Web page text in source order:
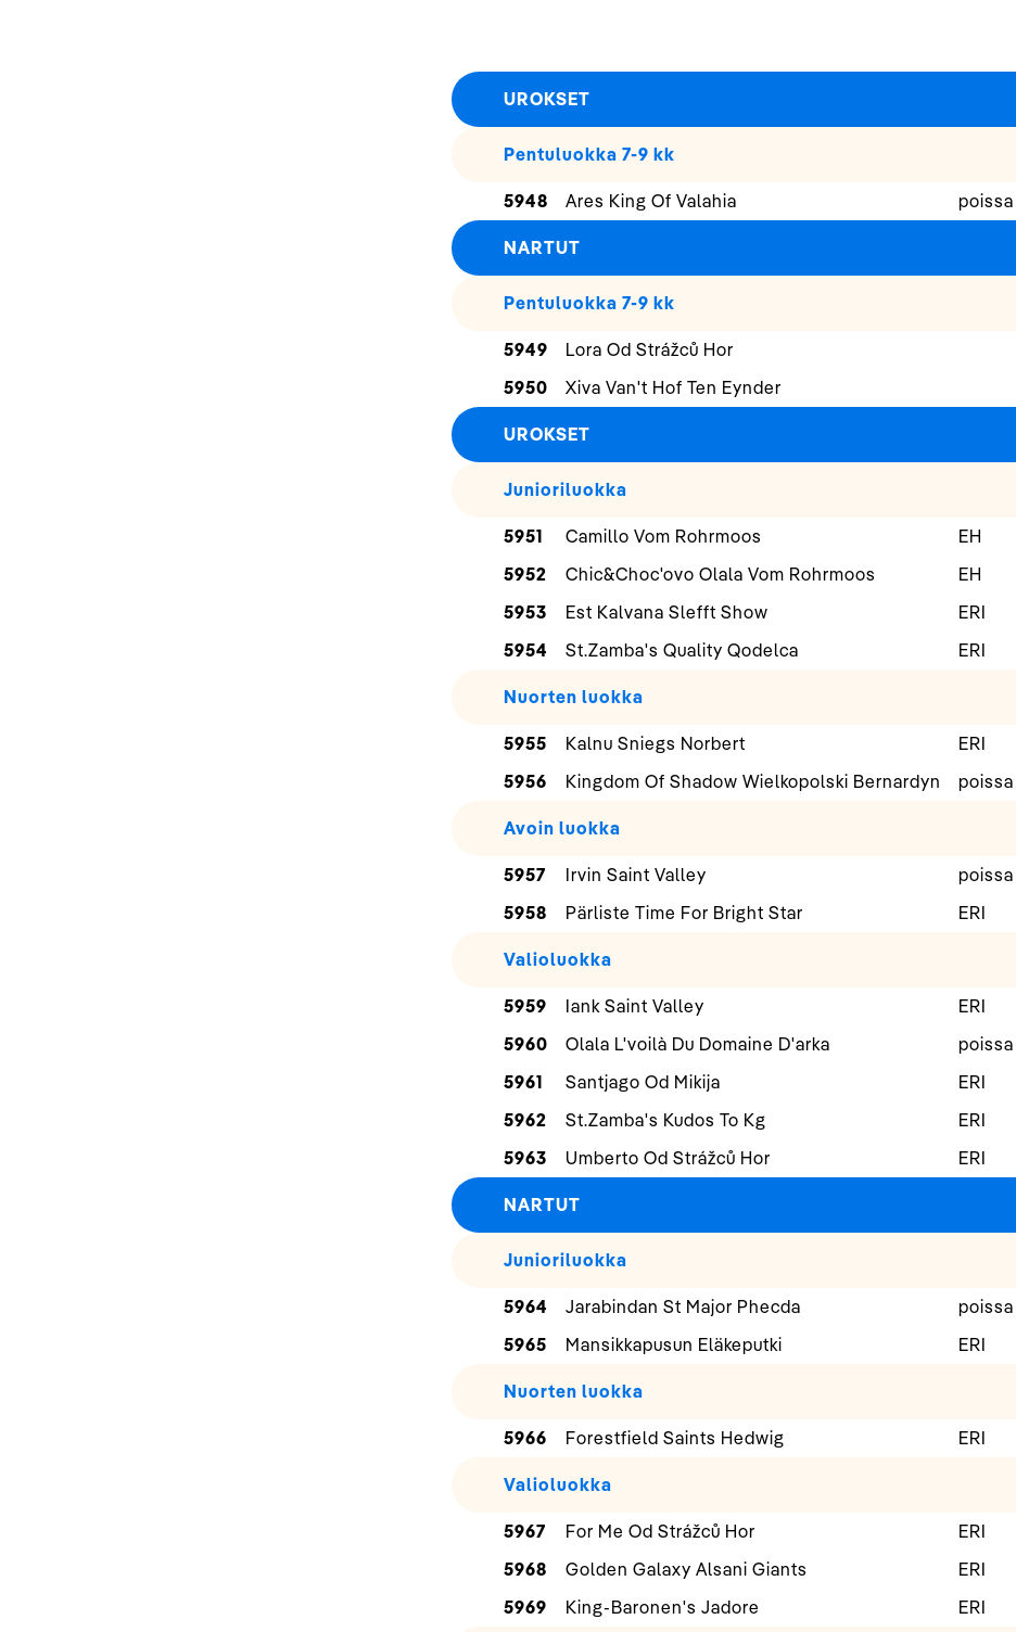
UROKSET
Pentuluokka 7-9 kk
5948 Ares King Of Valahia poissa
NARTUT
Pentuluokka 7-9 kk
5949 Lora Od Strážců Hor
5950
Xiva Van't Hof Ten Eynder
UROKSET
Junioriluokka
5951 Camillo Vom Rohrmoos EH
5952
Chic&Choc'ovo Olala Vom Rohrmoos EH
5953
Est Kalvana Slefft Show ERI
5954
St.Zamba's Quality Qodelca ERI
Nuorten luokka
5955 Kalnu Sniegs Norbert ERI
5956
Kingdom Of Shadow Wielkopolski Bernardyn poissa
Avoin luokka
5957 Irvin Saint Valley
poissa
5958
Pärliste Time For Bright Star ERI
Valioluokka
5959 Iank Saint Valley ERI
5960
Olala L'voilà Du Domaine D'arka
poissa
5961
Santjago Od Mikija ERI
5962
St.Zamba's Kudos To Kg ERI
5963
Umberto Od Strážců Hor ERI
NARTUT
Junioriluokka
5964 Jarabindan St Major Phecda
poissa
5965
Mansikkapusun Eläkeputki ERI
Nuorten luokka
5966 Forestfield Saints Hedwig ERI
Valioluokka
5967 For Me Od Strážců Hor ERI
5968
Golden Galaxy Alsani Giants ERI
5969
King-Baronen's Jadore ERI